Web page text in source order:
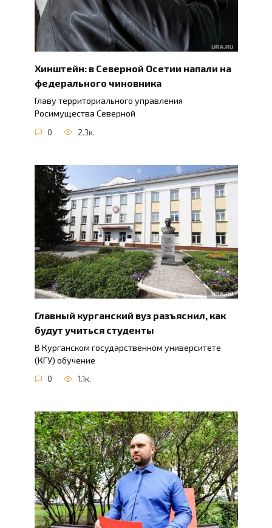
Хинштейн: в Северной Осетии напали на
федерального чиновника
Главу территориального управления
Росимущества Северной
0 2.3к.
Главный курганский вуз разъяснил, как
будут учиться студенты
В Курганском государственном университете
(КГУ) обучение
0 1.1к.